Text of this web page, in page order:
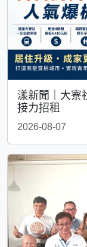
漾新聞｜大
接力招租
2026-08-07